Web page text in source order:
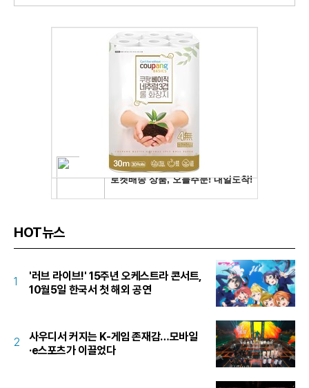
HOT뉴스
1
'러브 라이브!' 15주년 오케스트라 콘서트,
10월5일 한국서 첫 해외 공연
2
사우디서 커지는 K-게임 존재감…모바일
·e스포츠가 이끌었다